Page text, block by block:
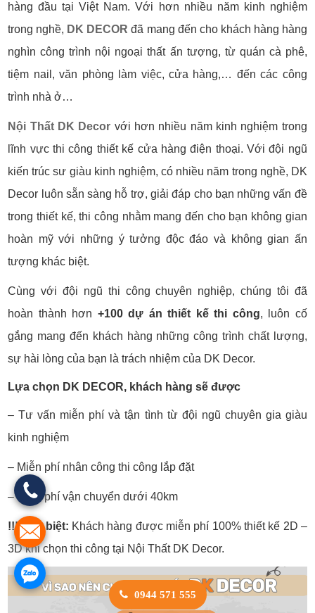
hàng đầu tại Việt Nam. Với hơn nhiều năm kinh nghiệm
trong nghề, DK DECOR đã mang đến cho khách hàng hàng
nghìn công trình nội ngoại thất ấn tượng, từ quán cà phê,
tiệm nail, văn phòng làm việc, cửa hàng,… đến các công
trình nhà ở…
Nội Thất DK Decor với hơn nhiều năm kinh nghiệm trong
lĩnh vực thi công thiết kế cửa hàng điện thoại. Với đội ngũ
kiến trúc sư giàu kinh nghiệm, có nhiều năm trong nghề, DK
Decor luôn sẵn sàng hỗ trợ, giải đáp cho bạn những vấn đề
trong thiết kế, thi công nhằm mang đến cho bạn không gian
hoàn mỹ với những ý tưởng độc đáo và không gian ấn
tượng khác biệt.
Cùng với đội ngũ thi công chuyên nghiệp, chúng tôi đã
hoàn thành hơn +100 dự án thiết kế thi công, luôn cố
gắng mang đến khách hàng những công trình chất lượng,
sự hài lòng của bạn là trách nhiệm của DK Decor.
Lựa chọn DK DECOR, khách hàng sẽ được
– Tư vấn miễn phí và tận tình từ đội ngũ chuyên gia giàu
kinh nghiệm
– Miễn phí nhân công thi công lắp đặt
– Miễn phí vận chuyển dưới 40km
!!! Đặc biệt: Khách hàng được miễn phí 100% thiết kế 2D –
3D khi chọn thi công tại Nội Thất DK Decor.
0944 571 555